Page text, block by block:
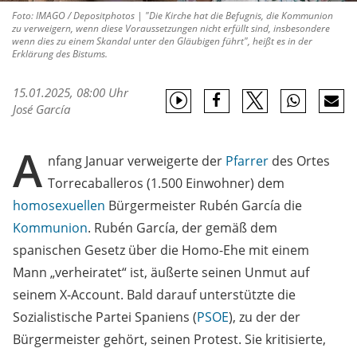
Foto: IMAGO / Depositphotos | "Die Kirche hat die Befugnis, die Kommunion
zu verweigern, wenn diese Voraussetzungen nicht erfüllt sind, insbesondere
wenn dies zu einem Skandal unter den Gläubigen führt", heißt es in der
Erklärung des Bistums.
15.01.2025, 08:00 Uhr
José García
A nfang Januar verweigerte der Pfarrer des Ortes
Torrecaballeros (1.500 Einwohner) dem
homosexuellen Bürgermeister Rubén García die
Kommunion. Rubén García, der gemäß dem
spanischen Gesetz über die Homo-Ehe mit einem
Mann „verheiratet“ ist, äußerte seinen Unmut auf
seinem X-Account. Bald darauf unterstützte die
Sozialistische Partei Spaniens (PSOE), zu der der
Bürgermeister gehört, seinen Protest. Sie kritisierte,